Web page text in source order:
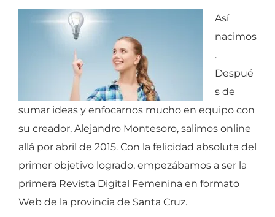
Así
nacimos
.
Despué
s de
sumar ideas y enfocarnos mucho en equipo con
su creador, Alejandro Montesoro, salimos online
allá por abril de 2015. Con la felicidad absoluta del
primer objetivo logrado, empezábamos a ser la
primera Revista Digital Femenina en formato
Web de la provincia de Santa Cruz.